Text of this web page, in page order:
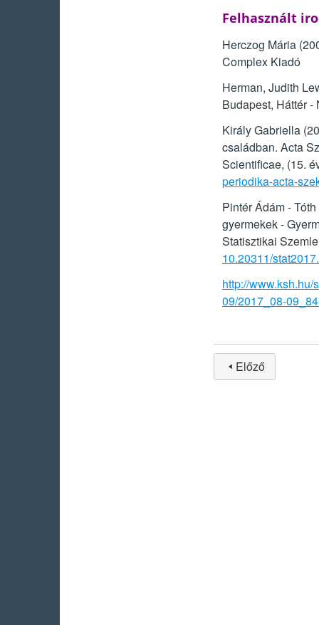
Felhasznált
Herczog Mária
Complex Kiadó
Herman, Judith
Budapest, Háttér
Király Gabriella
családban. Acta
Scientificae, (15.
periodika-acta-
Pintér Ádám -
gyermekek -
Statisztikai
10.20311/
http://
09/2017_08-
Előző